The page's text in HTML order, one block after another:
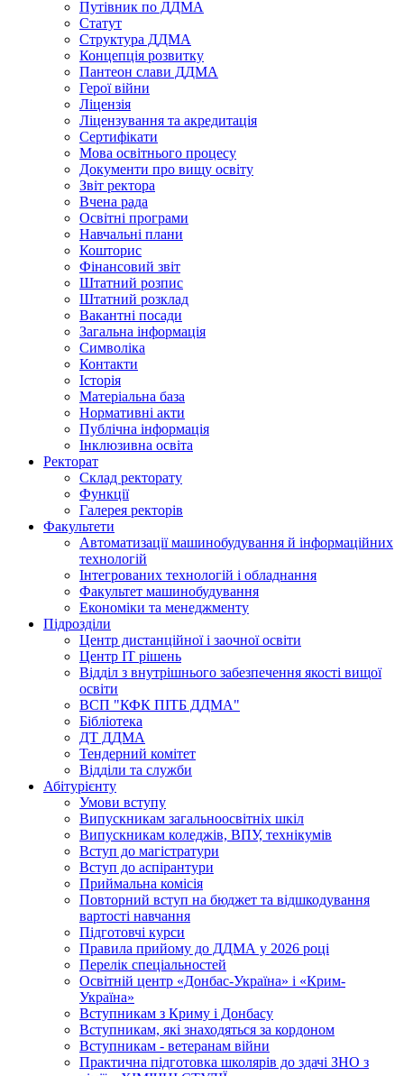
Путівник по ДДМА
Статут
Структура ДДМА
Концепція розвитку
Пантеон слави ДДМА
Герої війни
Ліцензія
Ліцензування та акредитація
Сертифікати
Мова освітнього процесу
Документи про вищу освіту
Звіт ректора
Вчена рада
Освітні програми
Навчальні плани
Кошторис
Фінансовий звіт
Штатний розпис
Штатний розклад
Вакантні посади
Загальна інформація
Символіка
Контакти
Історія
Матеріальна база
Нормативні акти
Публічна інформація
Інклюзивна освіта
Ректорат
Склад ректорату
Функції
Галерея ректорів
Факультети
Автоматизації машинобудування й інформаційних
технологій
Інтегрованих технологій і обладнання
Факультет машинобудування
Економіки та менеджменту
Підрозділи
Центр дистанційної і заочної освіти
Центр ІТ рішень
Відділ з внутрішнього забезпечення якості вищої
освіти
ВСП "КФК ПІТБ ДДМА"
Бібліотека
ДТ ДДМА
Тендерний комітет
Відділи та служби
Абітурієнту
Умови вступу
Випускникам загальноосвітніх шкіл
Випускникам коледжів, ВПУ, технікумів
Вступ до магістратури
Вступ до аспірантури
Приймальна комісія
Повторний вступ на бюджет та відшкодування
вартості навчання
Підготовчі курси
Правила прийому до ДДМА у 2026 році
Перелік спеціальностей
Освітній центр «Донбас-Україна» і «Крим-
Україна»
Вступникам з Криму і Донбасу
Вступникам, які знаходяться за кордоном
Вступникам - ветеранам війни
Практична підготовка школярів до здачі ЗНО з